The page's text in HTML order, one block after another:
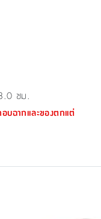
ซม.
บฉากและของตกแต่